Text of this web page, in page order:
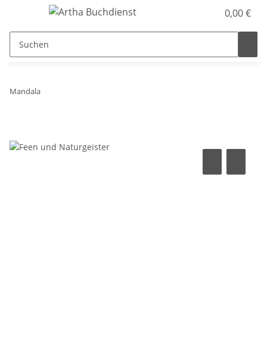
0,00 €
Mandala